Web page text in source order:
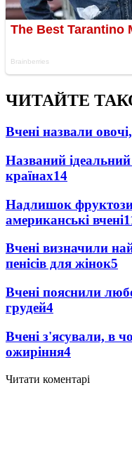
ЧИТАЙТЕ
Вчені назвали
Названий ідеальний
країнах14
Надлишок
американські вчені
Вчені визначили
пенісів для жінок5
Вчені пояснили
грудей4
Вчені з'ясували, в
ожиріння4
Читати коментарі